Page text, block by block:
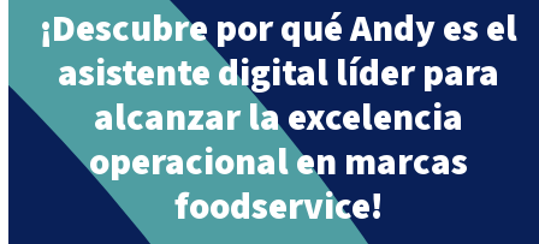
¡Descubre por qué Andy es el
asistente digital líder para
alcanzar la excelencia
operacional en marcas
foodservice!